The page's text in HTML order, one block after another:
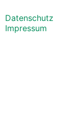
Datenschutz
Impressum